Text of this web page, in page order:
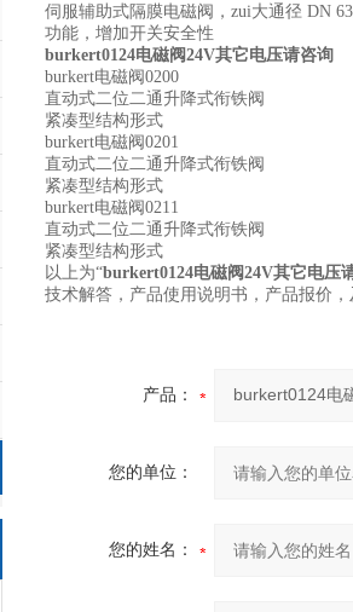
伺服辅助式隔膜电磁阀，zui大通径 DN
功能，增加开关安全性
burkert0124电磁阀24V其它电压请咨询
burkert电磁阀0200
直动式二位二通升降式衔铁阀
紧凑型结构形式
burkert电磁阀0201
直动式二位二通升降式衔铁阀
紧凑型结构形式
burkert电磁阀0211
直动式二位二通升降式衔铁阀
紧凑型结构形式
以上为“burkert0124电磁阀24V其它电压
技术解答，产品使用说明书，产品报价
产品：
您的单位：
您的姓名：